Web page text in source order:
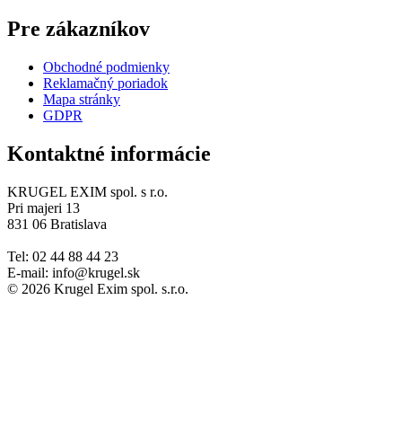
Pre zákazníkov
Obchodné podmienky
Reklamačný poriadok
Mapa stránky
GDPR
Kontaktné informácie
KRUGEL EXIM spol. s r.o.
Pri majeri 13
831 06 Bratislava
Tel: 02 44 88 44 23
E-mail: info@krugel.sk
© 2026 Krugel Exim spol. s.r.o.